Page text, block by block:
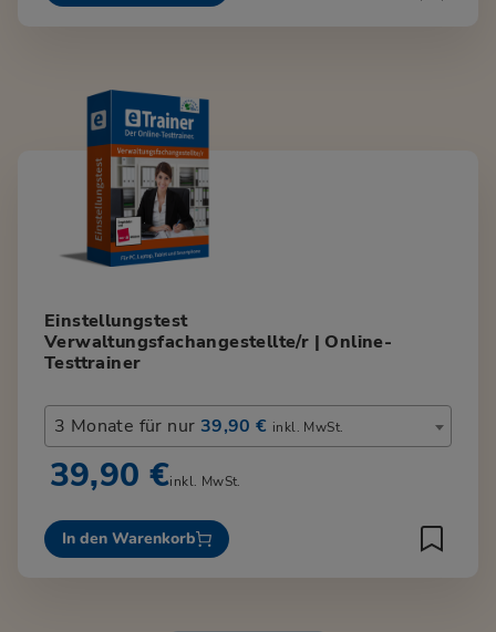
Einstellungstest
Verwaltungsfachangestellte/r | Online-
Testtrainer
3 Monate für nur 39,90 € inkl. MwSt.
39,90 €inkl. MwSt.
In den Warenkorb